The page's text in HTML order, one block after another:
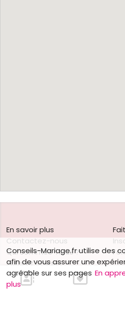
Nous
En savoir plus
Contactez-nous
Qui sommes-nous ?
Jobs et stages
Partenaires
Mentions légales
Conseils-Mariage.fr utilise des
afin de vous assurer une
agréable sur ses pages En
plus